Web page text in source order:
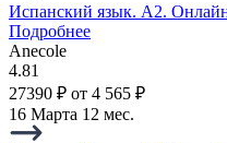
Испанский язык. A2.
Подробнее
Anecole
4.81
27390 ₽ от 4 565 ₽
16 Марта 12 мес.